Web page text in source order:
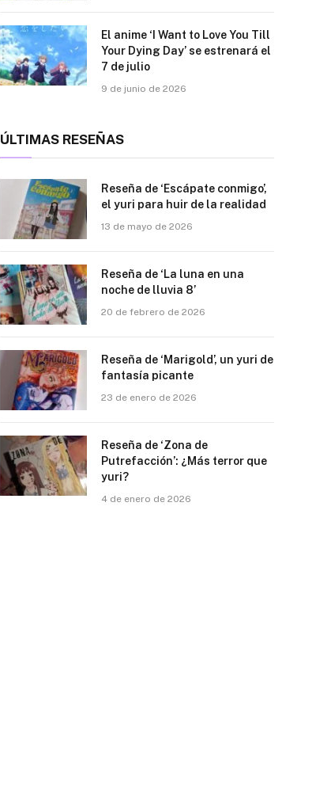
El anime ‘I Want to Love You Till
Your Dying Day’ se estrenará el
7 de julio
9 de junio de 2026
ÚLTIMAS RESEÑAS
Reseña de ‘Escápate conmigo’,
el yuri para huir de la realidad
13 de mayo de 2026
Reseña de ‘La luna en una
noche de lluvia 8’
20 de febrero de 2026
Reseña de ‘Marigold’, un yuri de
fantasía picante
23 de enero de 2026
Reseña de ‘Zona de
Putrefacción’: ¿Más terror que
yuri?
4 de enero de 2026